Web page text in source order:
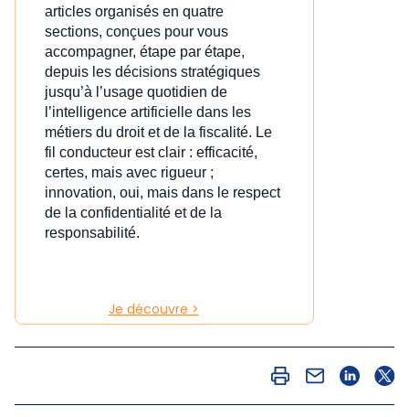
articles organisés en quatre
sections, conçues pour vous
accompagner, étape par étape,
depuis les décisions stratégiques
jusqu’à l’usage quotidien de
l’intelligence artificielle dans les
métiers du droit et de la fiscalité. Le
fil conducteur est clair : efficacité,
certes, mais avec rigueur ;
innovation, oui, mais dans le respect
de la confidentialité et de la
responsabilité.
Je découvre >